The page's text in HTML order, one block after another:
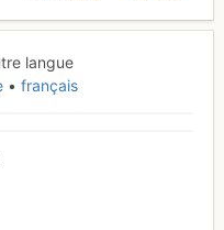
langue
français